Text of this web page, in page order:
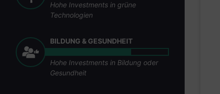
Hohe Investments in grüne
Technologien
BILDUNG & GESUNDHEIT
Hohe Investments in Bildung oder
Gesundheit